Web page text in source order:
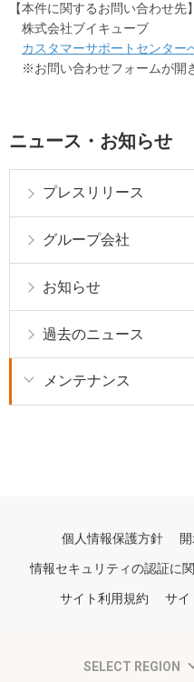
【本件に関するお問い合わせ先】
株式会社ブイキューブ
カスタマーサポートセンター
※お問い合わせフォームが開
ニュース・お知らせ
プレスリリース
グループ会社
お知らせ
過去のニュース
メンテナンス
個人情報保護方針
情報セキュリティの認証に
サイト利用規約 サイ
SELECT REGION